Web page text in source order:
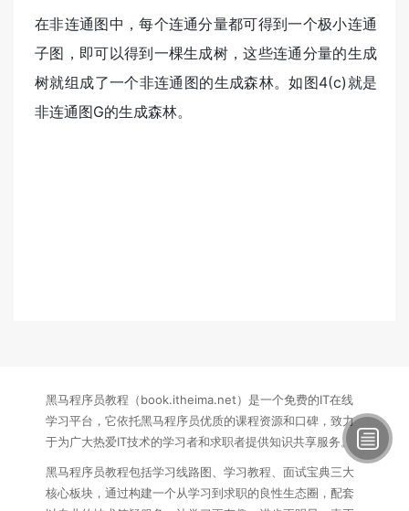
在非连通图中，每个连通分量都可得到一个极小连通
子图，即可以得到一棵生成树，这些连通分量的生成
树就组成了一个非连通图的生成森林。如图4(c)就是
非连通图G的生成森林。
黑马程序员教程（book.itheima.net）是一个免费的IT在线
学习平台，它依托黑马程序员优质的课程资源和口碑，致力
于为广大热爱IT技术的学习者和求职者提供知识共享服务。
黑马程序员教程包括学习线路图、学习教程、面试宝典三大
核心板块，通过构建一个从学习到求职的良性生态圈，配套